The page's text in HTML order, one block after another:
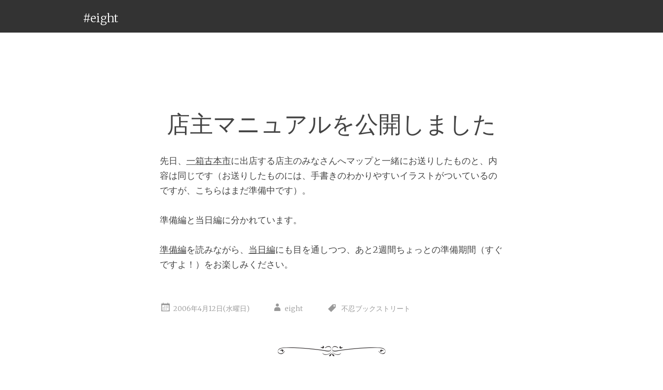
#eight
店主マニュアルを公開しました
先日、 一箱古本市に出店する店主のみなさんへマップと一緒にお送りしたものと、内
容は同じです（お送りしたものには、手書きのわかりやすいイラストがついているの
ですが、こちらはまだ準備中です）。
準備編と当日編に分かれています。
準備編を読みながら、 当日編にも目を通しつつ、あと2週間ちょっとの準備期間（すぐ
ですよ！）をお楽しみください。
2006年4月12日(水曜日) eight 不忍ブックストリート